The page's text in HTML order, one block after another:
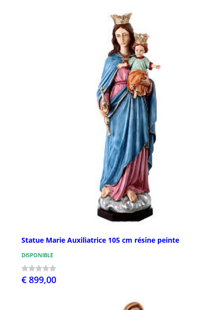
Statue Marie Auxiliatrice 105 cm résine peinte
DISPONIBLE
€ 899,00